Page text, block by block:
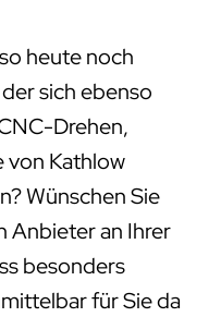
heute noch
sich ebenso
Drehen,
von Kathlow
Wünschen Sie
Anbieter an Ihrer
besonders
für Sie da